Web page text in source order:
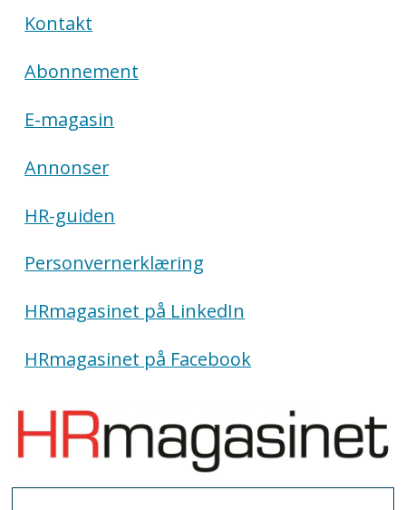
Kontakt
Abonnement
E-magasin
Annonser
HR-guiden
Personvernerklæring
HRmagasinet på LinkedIn
HRmagasinet på Facebook